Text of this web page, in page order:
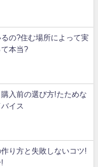
の?住む場所によって実
本当?
入前の選び方!たためな
イス
り方と失敗しないコツ!